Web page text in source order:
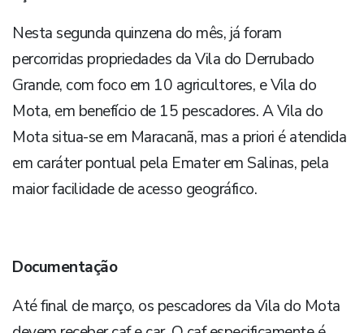
Nesta segunda quinzena do mês, já foram
percorridas propriedades da Vila do Derrubado
Grande, com foco em 10 agricultores, e Vila do
Mota, em benefício de 15 pescadores. A Vila do
Mota situa-se em Maracanã, mas a priori é atendida
em caráter pontual pela Emater em Salinas, pela
maior facilidade de acesso geográfico.
Documentação
Até final de março, os pescadores da Vila do Mota